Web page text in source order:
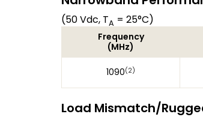
(50 Vdc, TA = 25°C)
Frequency
(MHz)
1090(2)
Load Mismatch/